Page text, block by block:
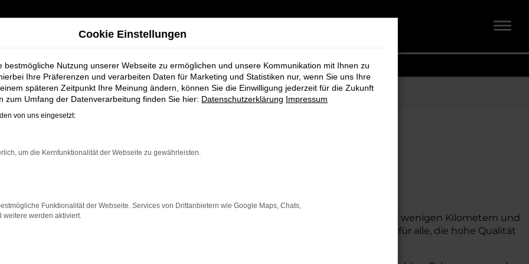
Stuhr bei Schmidt + Koch
für Stuhr bei
für Stuhr ein nahezu neues Fahrzeug zu einem attraktiven Preis suchen. Mit nur wenigen Kilometern und
die Vorteile eines Neuwagens, aber zu deutlich besseren Konditionen. Ideal für alle, die hohe Qualität
Cookie Einstellungen
bestmögliche Nutzung unserer Webseite zu ermöglichen und unsere Kommunikation mit Ihnen zu
Ihre Präferenzen und verarbeiten Daten für Marketing und Statistiken nur, wenn Sie uns Ihre
späteren Zeitpunkt Ihre Meinung ändern, können Sie die Einwilligung jederzeit für die Zukunft
zum Umfang der Datenverarbeitung finden Sie hier: Datenschutzerklärung Impressum
von uns eingesetzt:
um die Kernfunktionalität der Webseite zu gewährleisten.
Funktionalität der Webseite. Services von Drittanbietern wie Google Maps, Chats,
weitere werden aktiviert.